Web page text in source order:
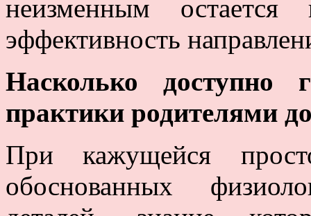
неизменным остается
эффективность
Насколько доступно
практики родителями
При кажущейся
обоснованных